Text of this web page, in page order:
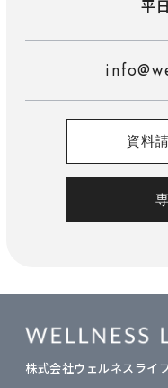
平
資料
株式会社ウェルネスライ